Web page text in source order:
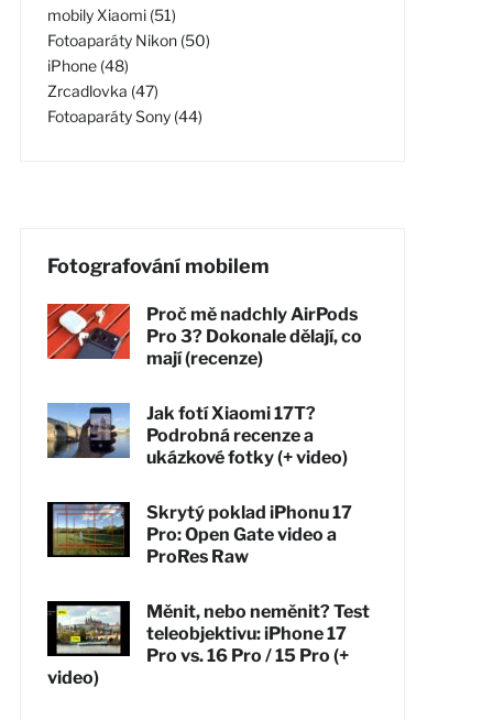
mobily Xiaomi (51)
Fotoaparáty Nikon (50)
iPhone (48)
Zrcadlovka (47)
Fotoaparáty Sony (44)
Fotografování mobilem
Proč mě nadchly AirPods
Pro 3? Dokonale dělají, co
mají (recenze)
Jak fotí Xiaomi 17T?
Podrobná recenze a
ukázkové fotky (+ video)
Skrytý poklad iPhonu 17
Pro: Open Gate video a
ProRes Raw
Měnit, nebo neměnit? Test
teleobjektivu: iPhone 17
Pro vs. 16 Pro / 15 Pro (+
video)